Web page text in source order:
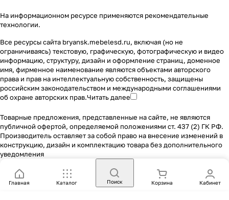
На информационном ресурсе применяются рекомендательные
технологии.
Все ресурсы сайта bryansk.mebelesd.ru, включая (но не
ограничиваясь) текстовую, графическую, фотографическую и видео
информацию, структуру, дизайн и оформление страниц, доменное
имя, фирменное наименование являются объектами авторского
права и прав на интеллектуальную собственность, защищены
российским законодательством и международными соглашениями
об охране авторских прав.Читать далее
Товарные предложения, представленные на сайте, не являются
публичной офертой, определяемой положениями ст. 437 (2) ГК РФ.
Производитель оставляет за собой право на внесение изменений в
конструкцию, дизайн и комплектацию товара без дополнительного
уведомления
Главная Каталог Поиск Корзина Кабинет